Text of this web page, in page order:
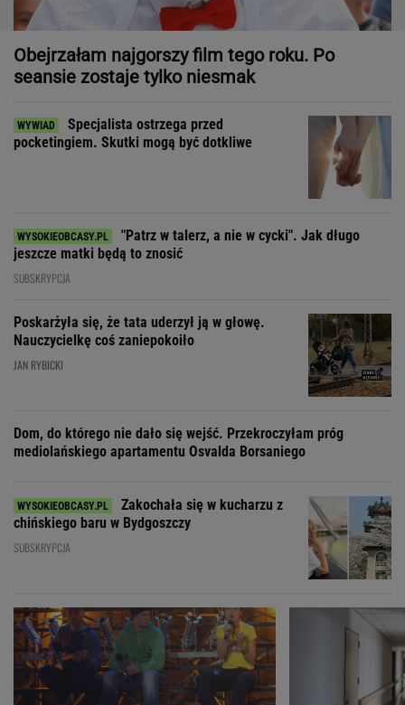
Obejrzałam najgorszy film tego roku. Po
seansie zostaje tylko niesmak
Specjalista ostrzega przed
pocketingiem. Skutki mogą być dotkliwe
"Patrz w talerz, a nie w cycki". Jak długo
jeszcze matki będą to znosić
SUBSKRYPCJA
Poskarżyła się, że tata uderzył ją w głowę.
Nauczycielkę coś zaniepokoiło
JAN RYBICKI
Dom, do którego nie dało się wejść. Przekroczyłam próg
mediolańskiego apartamentu Osvalda Borsaniego
Zakochała się w kucharzu z
chińskiego baru w Bydgoszczy
SUBSKRYPCJA